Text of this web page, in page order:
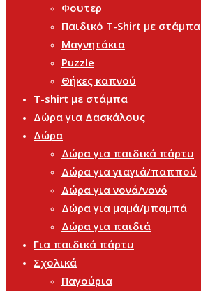
Φουτερ
Παιδικό T-Shirt με στάμπα
Μαγνητάκια
Puzzle
Θήκες καπνού
T-shirt με στάμπα
Δώρα για Δασκάλους
Δώρα
Δώρα για παιδικά πάρτυ
Δώρα για γιαγιά/παππού
Δώρα για νονά/νονό
Δώρα για μαμά/μπαμπά
Δώρα για παιδιά
Για παιδικά πάρτυ
Σχολικά
Παγούρια